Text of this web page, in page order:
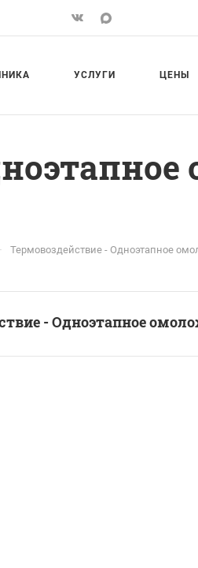
УСЛУГИ ЦЕНЫ
Термовоздействие - Одноэтапное
- Одноэтапное